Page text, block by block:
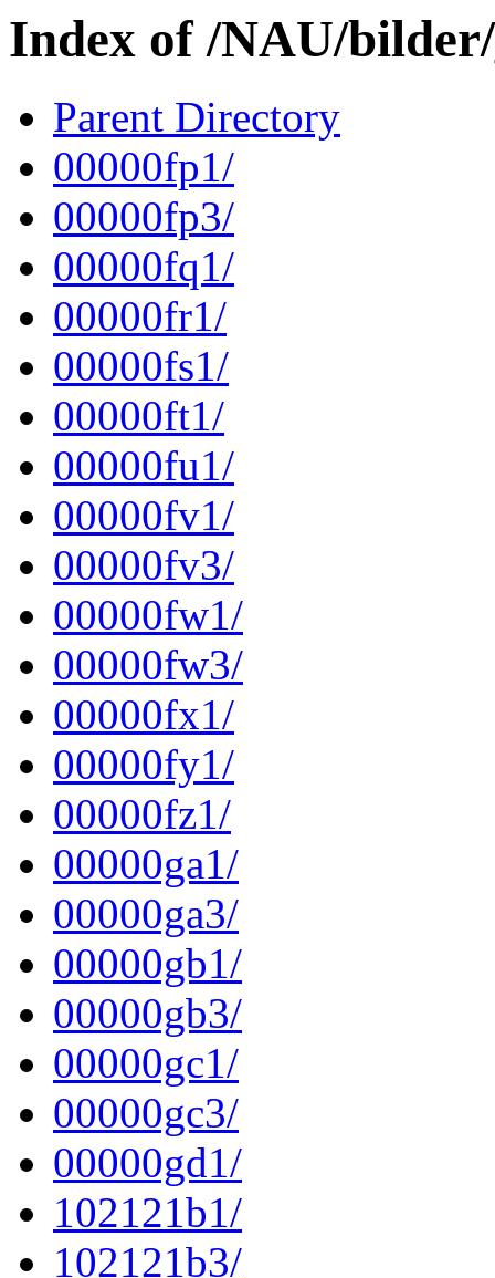
Index of /NAU/
Parent Directory
00000fp1/
00000fp3/
00000fq1/
00000fr1/
00000fs1/
00000ft1/
00000fu1/
00000fv1/
00000fv3/
00000fw1/
00000fw3/
00000fx1/
00000fy1/
00000fz1/
00000ga1/
00000ga3/
00000gb1/
00000gb3/
00000gc1/
00000gc3/
00000gd1/
102121b1/
102121b3/